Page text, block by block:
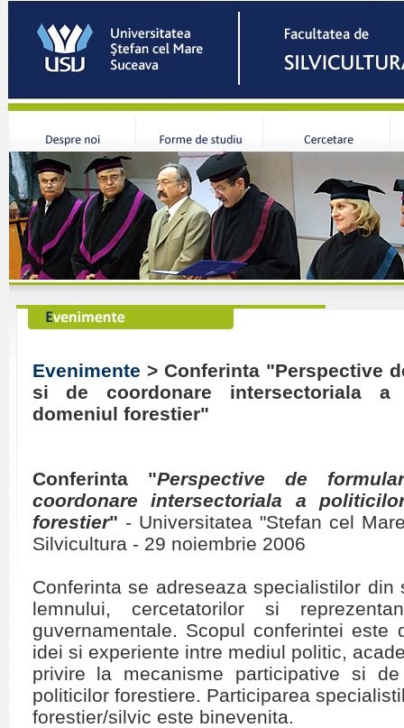
Evenimente > Conferinta "Perspective
si de coordonare intersectoriala
domeniul forestier"
Conferinta "Perspective de
coordonare intersectoriala a
forestier" - Universitatea "Stefan cel
Silvicultura - 29 noiembrie 2006
Conferinta se adreseaza specialistilor
lemnului, cercetatorilor si
guvernamentale. Scopul conferintei este
idei si experiente intre mediul politic,
privire la mecanisme participative si
politicilor forestiere. Participarea
forestier/silvic este binevenita.